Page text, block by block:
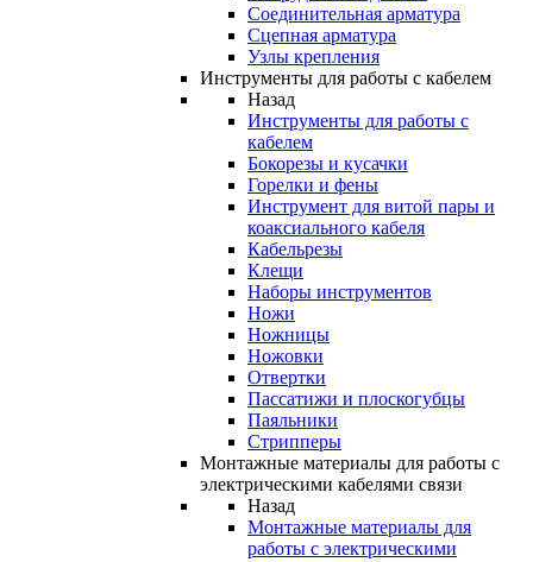
Соединительная арматура
Сцепная арматура
Узлы крепления
Инструменты для работы с кабелем
Назад
Инструменты для работы с
кабелем
Бокорезы и кусачки
Горелки и фены
Инструмент для витой пары и
коаксиального кабеля
Кабельрезы
Клещи
Наборы инструментов
Ножи
Ножницы
Ножовки
Отвертки
Пассатижи и плоскогубцы
Паяльники
Стрипперы
Монтажные материалы для работы с
электрическими кабелями связи
Назад
Монтажные материалы для
работы с электрическими